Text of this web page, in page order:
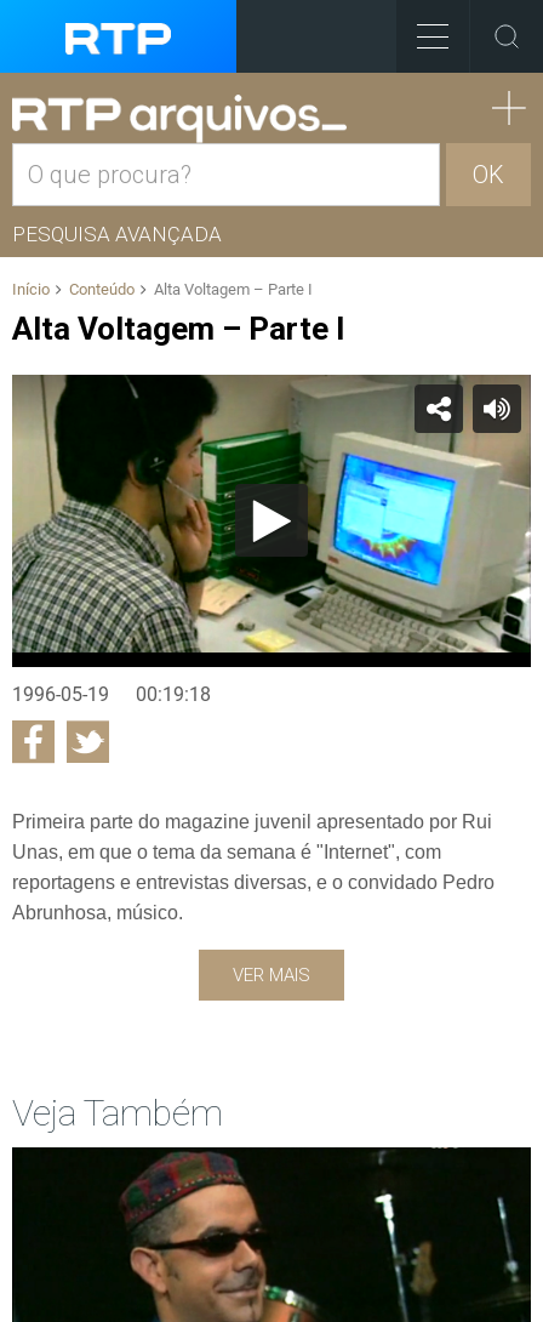
OK
PESQUISA AVANÇADA
Início Conteúdo Alta Voltagem – Parte I
Alta Voltagem – Parte I
1996-05-19 00:19:18
Primeira parte do magazine juvenil apresentado por Rui
Unas, em que o tema da semana é "Internet", com
reportagens e entrevistas diversas, e o convidado Pedro
Abrunhosa, músico.
VER MAIS
Veja Também